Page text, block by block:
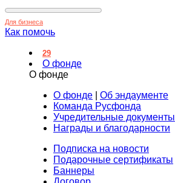
Для бизнеса
Как помочь
29
О фонде
О фонде
О фонде
Об эндаументе
Команда Русфонда
Учредительные документы
Награды и благодарности
Подписка на новости
Подарочные сертификаты
Баннеры